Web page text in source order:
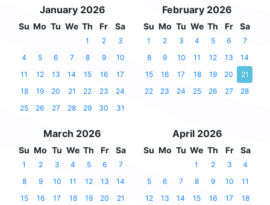
January 2026
Su Mo Tu We Th Fr Sa
1 2
3
4
5 6 7 8 9
10
11
12 13 14 15 16
17
18
19 20 21 22 23
24
25
26 27 28 29 30 31
February 2026
Su Mo Tu We Th Fr Sa
1 2 3 4 5 6
7
8
9 10 11 12 13
14
15
16 17 18 19 20
21
22
23 24 25 26 27 28
March 2026
Su Mo Tu We Th Fr Sa
1 2 3 4 5 6
7
8
9 10 11 12 13
14
15
16 17 18 19 20 21
April 2026
Su Mo Tu We Th Fr Sa
1 2 3
4
5
6 7 8 9 10
11
12
13 14 15 16 17 18